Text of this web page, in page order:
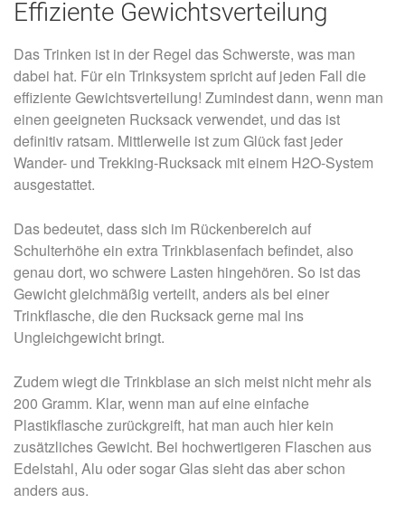
Effiziente Gewichtsverteilung
Das Trinken ist in der Regel das Schwerste, was man
dabei hat. Für ein Trinksystem spricht auf jeden Fall die
effiziente Gewichtsverteilung! Zumindest dann, wenn man
einen geeigneten Rucksack verwendet, und das ist
definitiv ratsam. Mittlerweile ist zum Glück fast jeder
Wander- und Trekking-Rucksack mit einem H2O-System
ausgestattet.
Das bedeutet, dass sich im Rückenbereich auf
Schulterhöhe ein extra Trinkblasenfach befindet, also
genau dort, wo schwere Lasten hingehören. So ist das
Gewicht gleichmäßig verteilt, anders als bei einer
Trinkflasche, die den Rucksack gerne mal ins
Ungleichgewicht bringt.
Zudem wiegt die Trinkblase an sich meist nicht mehr als
200 Gramm. Klar, wenn man auf eine einfache
Plastikflasche zurückgreift, hat man auch hier kein
zusätzliches Gewicht. Bei hochwertigeren Flaschen aus
Edelstahl, Alu oder sogar Glas sieht das aber schon
anders aus.